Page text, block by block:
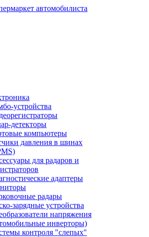
устройства
детекторы
компьютеры
давления в шинах
для радаров и
адаптеры
радары
зарядные устройства
напряжения
инверторы)
контроля "слепых"